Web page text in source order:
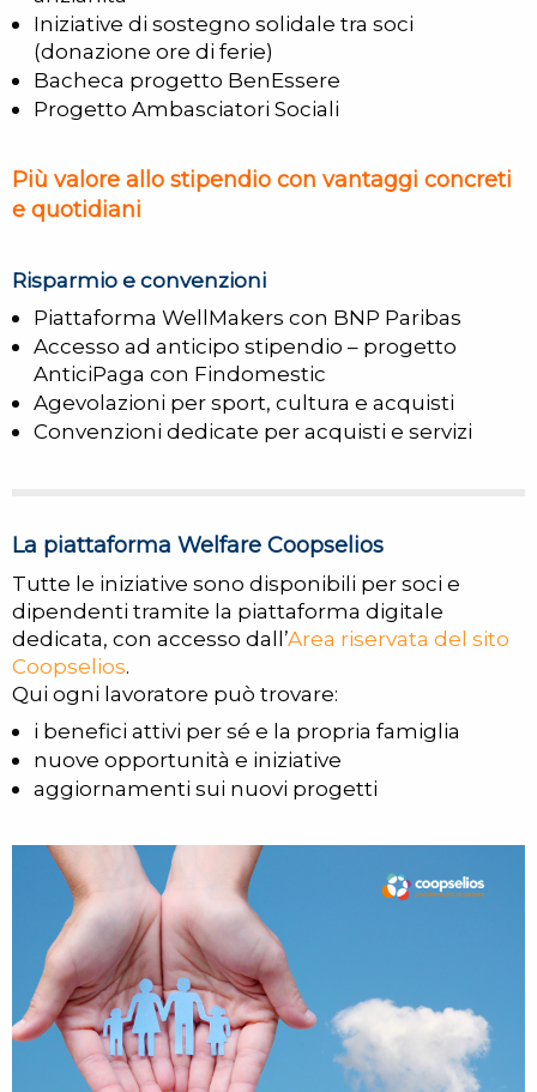
Iniziative di sostegno solidale tra soci
(donazione ore di ferie)
Bacheca progetto BenEssere
Progetto Ambasciatori Sociali
Più valore allo stipendio con vantaggi concreti
e quotidiani
Risparmio e convenzioni
Piattaforma WellMakers con BNP Paribas
Accesso ad anticipo stipendio – progetto
AnticiPaga con Findomestic
Agevolazioni per sport, cultura e acquisti
Convenzioni dedicate per acquisti e servizi
La piattaforma Welfare Coopselios
Tutte le iniziative sono disponibili per soci e
dipendenti tramite la piattaforma digitale
dedicata, con accesso dall’Area riservata del sito
Coopselios.
Qui ogni lavoratore può trovare:
i benefici attivi per sé e la propria famiglia
nuove opportunità e iniziative
aggiornamenti sui nuovi progetti